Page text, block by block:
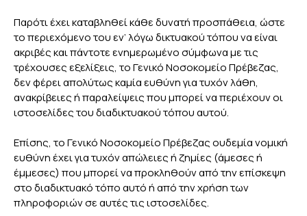
Παρότι έχει καταβληθεί κάθε δυνατή προσπάθεια, ώστε
το περιεχόμενο του εν’ λόγω δικτυακού τόπου να είναι
ακριβές και πάντοτε ενημερωμένο σύμφωνα με τις
τρέχουσες εξελίξεις, το Γενικό Νοσοκομείο Πρέβεζας,
δεν φέρει απολύτως καμία ευθύνη για τυχόν λάθη,
ανακρίβειες ή παραλείψεις που μπορεί να περιέχουν οι
ιστοσελίδες του διαδικτυακού τόπου αυτού.
Επίσης, το Γενικό Νοσοκομείο Πρέβεζας ουδεμία νομική
ευθύνη έχει για τυχόν απώλειες ή ζημίες (άμεσες ή
έμμεσες) που μπορεί να προκληθούν από την επίσκεψη
στο διαδικτυακό τόπο αυτό ή από την χρήση των
πληροφοριών σε αυτές τις ιστοσελίδες.